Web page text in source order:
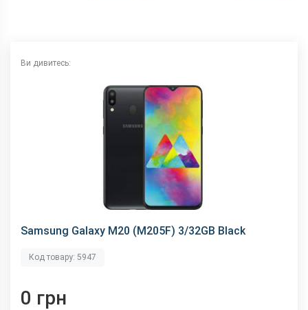
Характеристики та комплектацію товару виробник може
Ви дивитесь:
Samsung Galaxy M20 (M205F) 3/32GB Black
Код товару: 5947
0 грн